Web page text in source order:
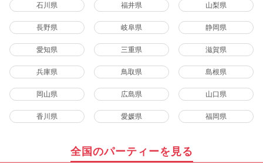
石川県 福井県 山梨県
長野県 岐阜県 静岡県
愛知県 三重県 滋賀県
兵庫県 鳥取県 島根県
岡山県 広島県 山口県
香川県 愛媛県 福岡県
全国のパーティーを見る